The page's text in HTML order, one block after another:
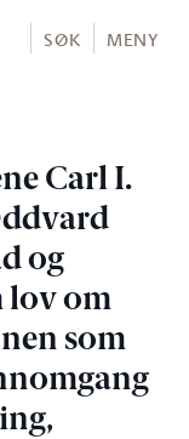
SØK MENY
Carl I.
og
lov om
som